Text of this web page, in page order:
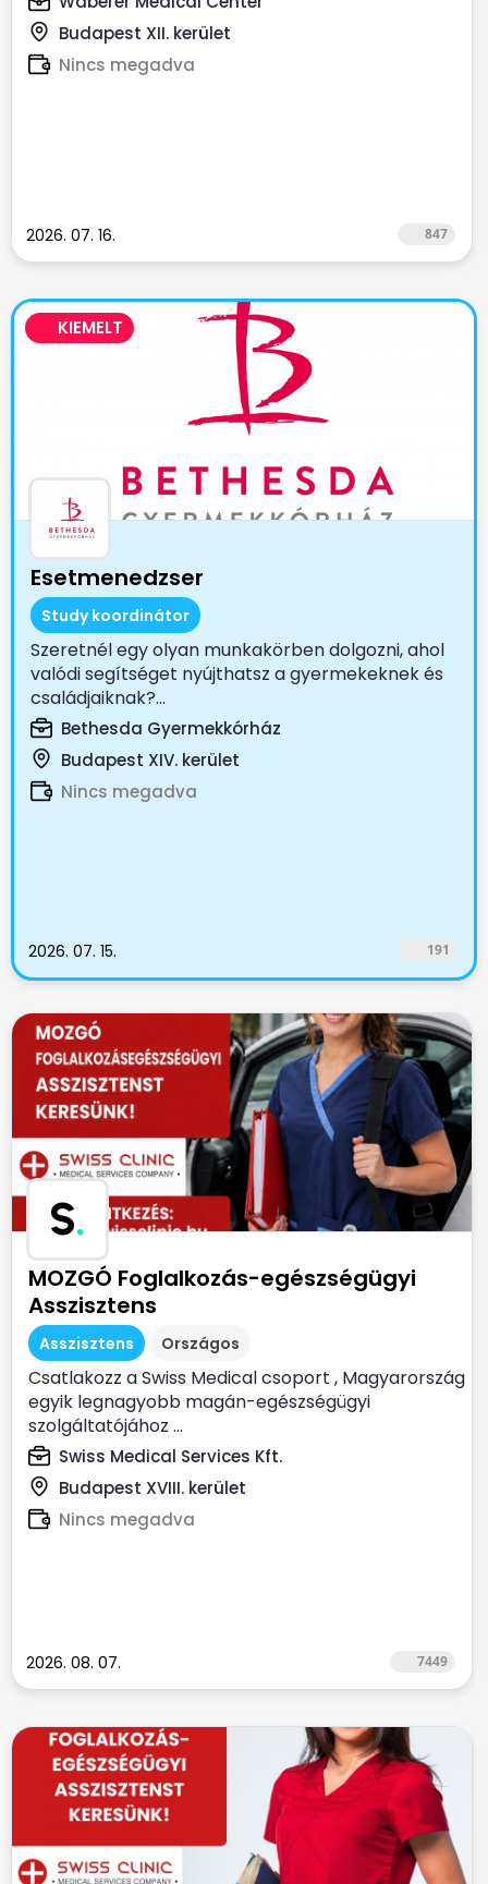
Budapest XII. kerület
Nincs megadva
2026. 07. 16. 847
KIEMELT
Esetmenedzser
Study koordinátor
Szeretnél egy olyan munkakörben dolgozni, ahol
valódi segítséget nyújthatsz a gyermekeknek és
családjaiknak?...
Bethesda Gyermekkórház
Budapest XIV. kerület
Nincs megadva
2026. 07. 15. 191
S.
MOZGÓ Foglalkozás-egészségügyi
Asszisztens
Asszisztens Országos
Csatlakozz a Swiss Medical csoport , Magyarország
egyik legnagyobb magán-egészségügyi
szolgáltatójához ...
Swiss Medical Services Kft.
Budapest XVIII. kerület
Nincs megadva
2026. 08. 07. 7449